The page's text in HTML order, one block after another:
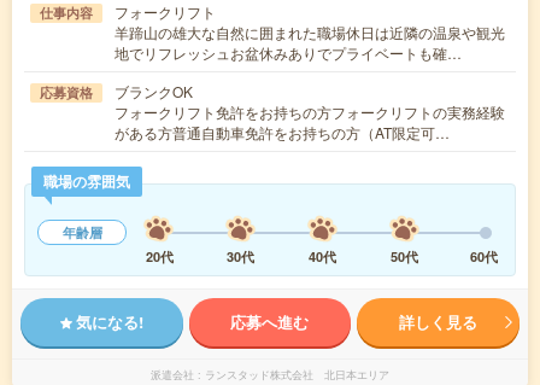
仕事内容
フォークリフト
羊蹄山の雄大な自然に囲まれた職場休日は近隣の温泉や観光
地でリフレッシュお盆休みありでプライベートも確…
応募資格
ブランクOK
フォークリフト免許をお持ちの方フォークリフトの実務経験
がある方普通自動車免許をお持ちの方（AT限定可…
職場の雰囲気
年齢層
20代
30代 40代 50代 60代
気になる! 応募へ進む 詳しく見る
派遣会社 ランスタッド株式会社 北日本エリア